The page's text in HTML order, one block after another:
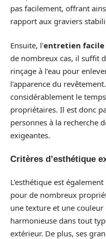
pas facilement, offrant
rapport aux graviers
Ensuite, l’entretien facile
de nombreux cas, il suffit
rinçage à l’eau pour
l’apparence du
considérablement le
propriétaires. Il est donc
personnes à la recherche
exigeantes.
Critères d’esthétique
L’esthétique est
pour de nombreux
une texture et une
harmonieuse dans tout
extérieur. De plus, ses